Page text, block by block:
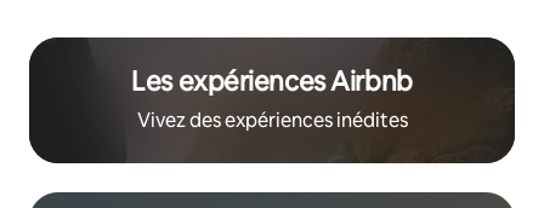
Les expériences Airbnb
Vivez des expériences inédites